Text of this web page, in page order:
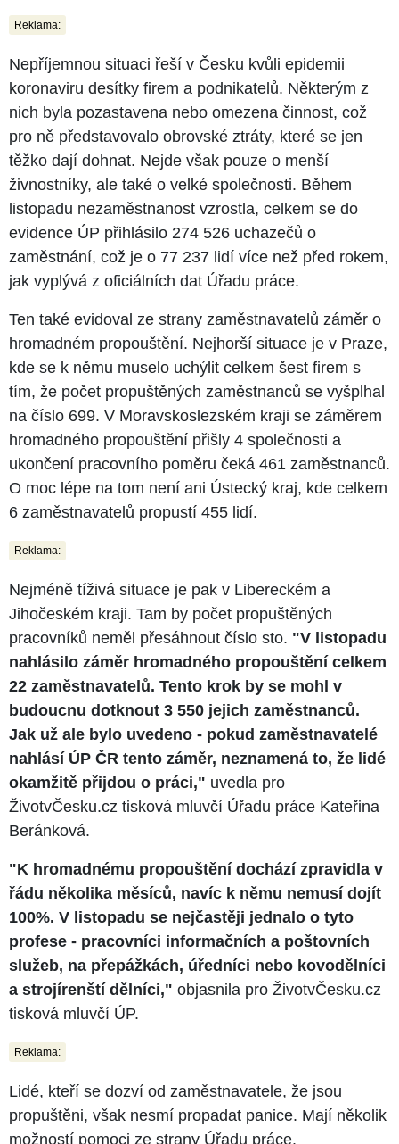
Reklama:
Nepříjemnou situaci řeší v Česku kvůli epidemii
koronaviru desítky firem a podnikatelů. Některým z
nich byla pozastavena nebo omezena činnost, což
pro ně představovalo obrovské ztráty, které se jen
těžko dají dohnat. Nejde však pouze o menší
živnostníky, ale také o velké společnosti. Během
listopadu nezaměstnanost vzrostla, celkem se do
evidence ÚP přihlásilo 274 526 uchazečů o
zaměstnání, což je o 77 237 lidí více než před rokem,
jak vyplývá z oficiálních dat Úřadu práce.
Ten také evidoval ze strany zaměstnavatelů záměr o
hromadném propouštění. Nejhorší situace je v Praze,
kde se k němu muselo uchýlit celkem šest firem s
tím, že počet propuštěných zaměstnanců se vyšplhal
na číslo 699. V Moravskoslezském kraji se záměrem
hromadného propouštění přišly 4 společnosti a
ukončení pracovního poměru čeká 461 zaměstnanců.
O moc lépe na tom není ani Ústecký kraj, kde celkem
6 zaměstnavatelů propustí 455 lidí.
Reklama:
Nejméně tíživá situace je pak v Libereckém a
Jihočeském kraji. Tam by počet propuštěných
pracovníků neměl přesáhnout číslo sto. "V listopadu
nahlásilo záměr hromadného propouštění celkem
22 zaměstnavatelů. Tento krok by se mohl v
budoucnu dotknout 3 550 jejich zaměstnanců.
Jak už ale bylo uvedeno - pokud zaměstnavatelé
nahlásí ÚP ČR tento záměr, neznamená to, že lidé
okamžitě přijdou o práci," uvedla pro
ŽivotvČesku.cz tisková mluvčí Úřadu práce Kateřina
Beránková.
"K hromadnému propouštění dochází zpravidla v
řádu několika měsíců, navíc k němu nemusí dojít
100%. V listopadu se nejčastěji jednalo o tyto
profese - pracovníci informačních a poštovních
služeb, na přepážkách, úředníci nebo kovodělníci
a strojírenští dělníci," objasnila pro ŽivotvČesku.cz
tisková mluvčí ÚP.
Reklama:
Lidé, kteří se dozví od zaměstnavatele, že jsou
propuštěni, však nesmí propadat panice. Mají několik
možností pomoci ze strany Úřadu práce.